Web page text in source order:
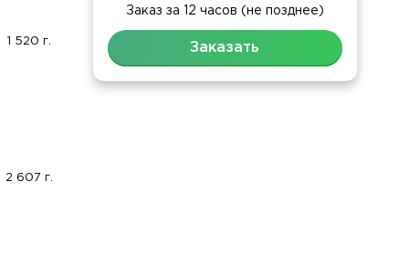
1 520 г.
2 607 г.
Заказ за 12 часов (не позднее)
Заказать